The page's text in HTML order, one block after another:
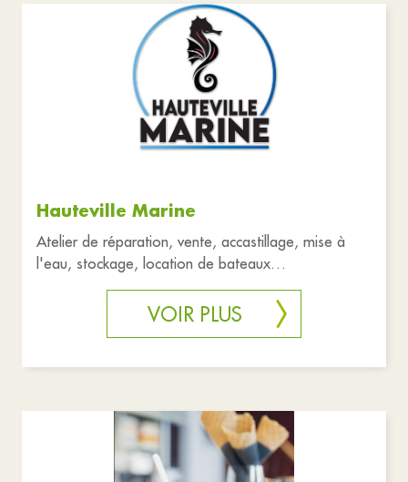
Hauteville Marine
Atelier de réparation, vente, accastillage, mise à
l'eau, stockage, location de bateaux
http://www.hauteville-marine.c
VOIR PLUS